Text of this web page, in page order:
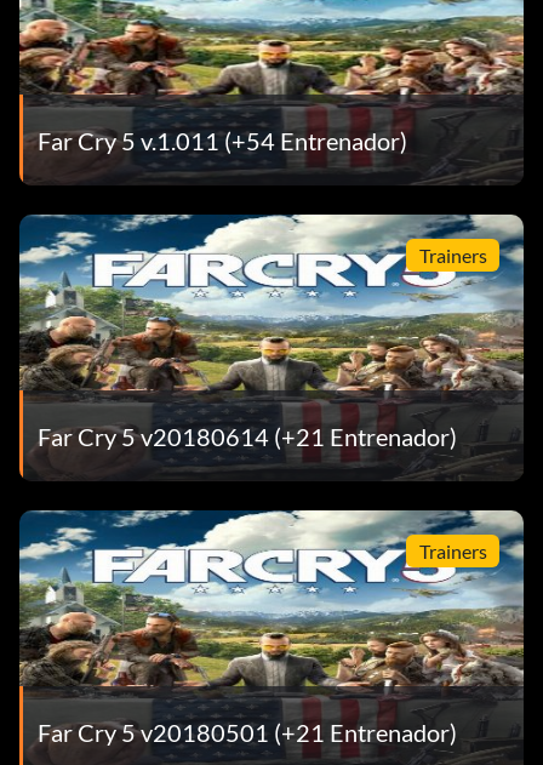
Far Cry 5 v.1.011 (+54 Entrenador)
Trainers
Far Cry 5 v20180614 (+21 Entrenador)
Trainers
Far Cry 5 v20180501 (+21 Entrenador)